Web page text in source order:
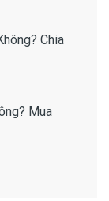
Chia
Mua